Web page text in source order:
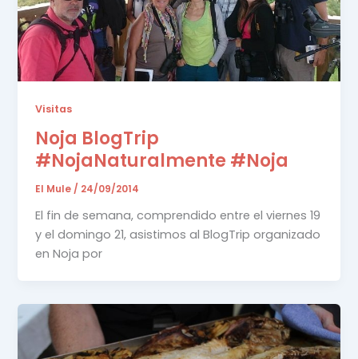
Visitas
Noja BlogTrip
#NojaNaturalmente #Noja
El Mule/ 24/09/2014
El fin de semana, comprendido entre el viernes 19
y el domingo 21, asistimos al BlogTrip organizado
en Noja por